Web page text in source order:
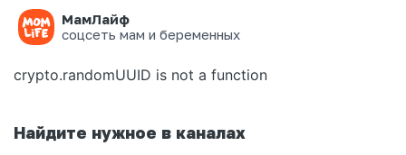
МамЛайф
соцсеть мам и беременных
Ошибка на странице
crypto.randomUUID is not a function
Найдите нужное в каналах